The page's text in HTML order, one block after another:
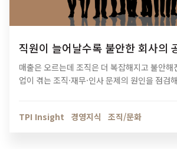
직원이 늘어날수록 불안한 회사의
매출은 오르는데 조직은 더 복잡해지고 불안해
업이 겪는 조직·재무·인사 문제의 원인을 점검
TPI Insight
경영지식 조직/문화